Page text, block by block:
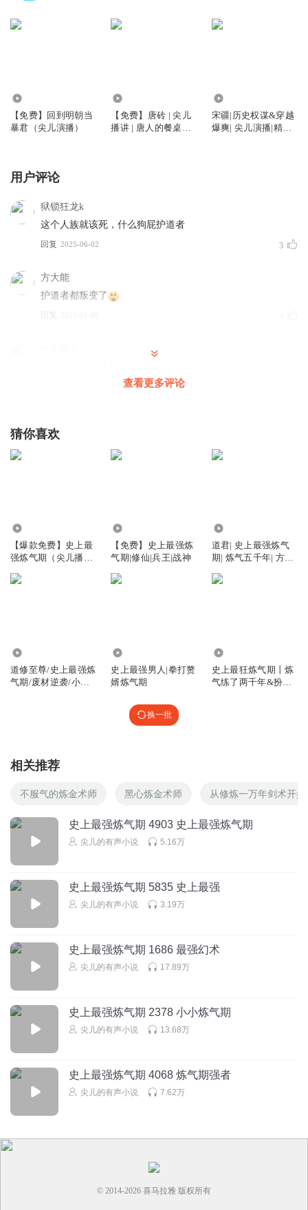
【免费】回到明朝当
暴君（尖儿演播）
【免费】唐砖 | 尖儿
播讲 | 唐人的餐桌同
宋疆|历史权谋&穿越
爆爽| 尖儿演播|精品
用户评论
狱锁狂龙k
这个人族就该死，什么狗屁护道者
回复 2025-06-02 3
方大能
护道者都叛变了
回复
为啥不开六层形态
爱听书62
真有意思发明克制种族大道的东西是人干的事？
回复 2024-09-06
查看更多评论
猜你喜欢
【爆款免费】史上最
强炼气期（尖儿播
【免费】史上最强炼
气期|修仙|兵王|战神
道君| 史上最强炼气
期| 炼气五千年| 方羽
道修至尊/史上最强炼
气期/废材逆袭/小人
史上最强男人|拳打赘
婿炼气期
史上最狂炼气期丨炼
气练了两千年&扮猪
换一批
相关推荐
不服气的炼金术师 黑心炼金术师 从修炼一万年剑术开始
史上最强炼气期 4903 史上最强炼气期
尖儿的有声小说 5.16万
史上最强炼气期 5835 史上最强
尖儿的有声小说 3.19万
史上最强炼气期 1686 最强幻术
尖儿的有声小说 17.89万
史上最强炼气期 2378 小小炼气期
尖儿的有声小说 13.68万
史上最强炼气期 4068 炼气期强者
尖儿的有声小说 7.62万
© 2014-2026 喜马拉雅 版权所有